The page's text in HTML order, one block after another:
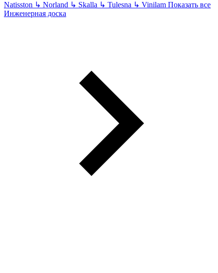
Natisston ↳ Norland ↳ Skalla ↳ Tulesna ↳ Vinilam Показать все
Инженерная доска